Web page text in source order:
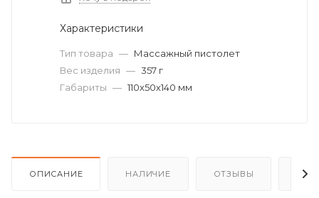
Характеристики
Тип товара — Массажный пистолет
Вес изделия — 357 г
Габариты — 110х50х140 мм
ОПИСАНИЕ НАЛИЧИЕ ОТЗЫВЫ